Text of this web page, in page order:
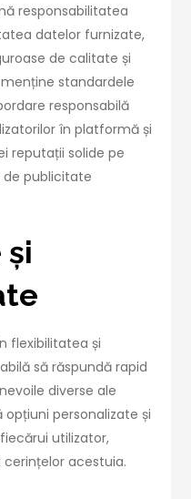
responsabilitatea
datelor furnizate,
de calitate și
standardele
responsabilă
în platformă și
reputații solide pe
de publicitate
flexibilitatea și
să răspundă rapid
diverse ale
personalizate și
utilizator,
acestuia.